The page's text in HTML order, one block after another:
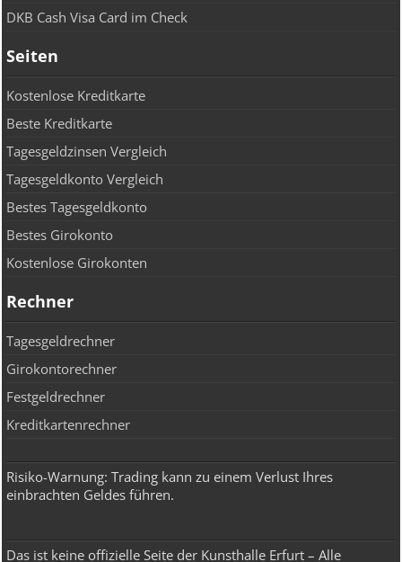
DKB Cash Visa Card im Check
Seiten
Kostenlose Kreditkarte
Beste Kreditkarte
Tagesgeldzinsen Vergleich
Tagesgeldkonto Vergleich
Bestes Tagesgeldkonto
Bestes Girokonto
Kostenlose Girokonten
Rechner
Tagesgeldrechner
Girokontorechner
Festgeldrechner
Kreditkartenrechner
Risiko-Warnung: Trading kann zu einem Verlust Ihres
einbrachten Geldes führen.
Das ist keine offizielle Seite der Kunsthalle Erfurt – Alle